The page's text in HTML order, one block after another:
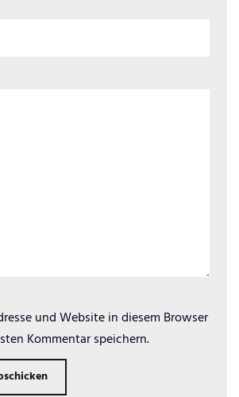
und Website in diesem Browser
Kommentar speichern.